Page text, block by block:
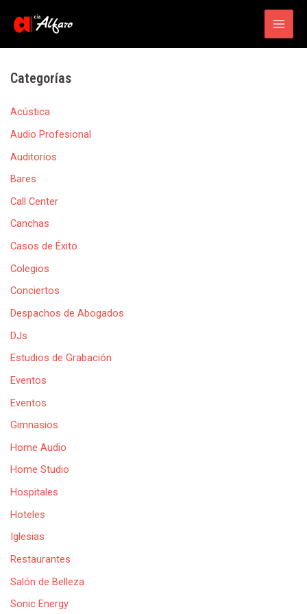
Main
Categorías
Acústica
Audio Profesional
Auditorios
Bares
Call Center
Canchas
Casos de Éxito
Colegios
Conciertos
Despachos de Abogados
DJs
Estudios de Grabación
Eventos
Eventos
Gimnasios
Home Audio
Home Studio
Hospitales
Hoteles
Iglesias
Restaurantes
Salón de Belleza
Sonic Energy